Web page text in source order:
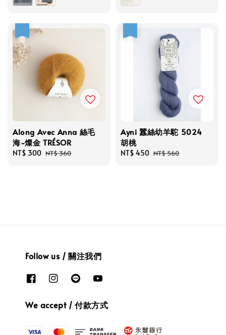
Along Avec Anna 絲毛
海-燦金 TRÉSOR
Sale
NT$ 300 Regular
NT$ 360
Ayni 蠶絲幼羊駝 5024
胡桃
Sale
NT$ 450 Regular
NT$ 560
Follow us / 關注我們
We accept / 付款方式